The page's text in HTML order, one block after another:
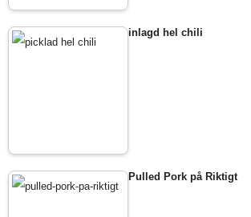
inlagd hel chili
Pulled Pork på Riktigt